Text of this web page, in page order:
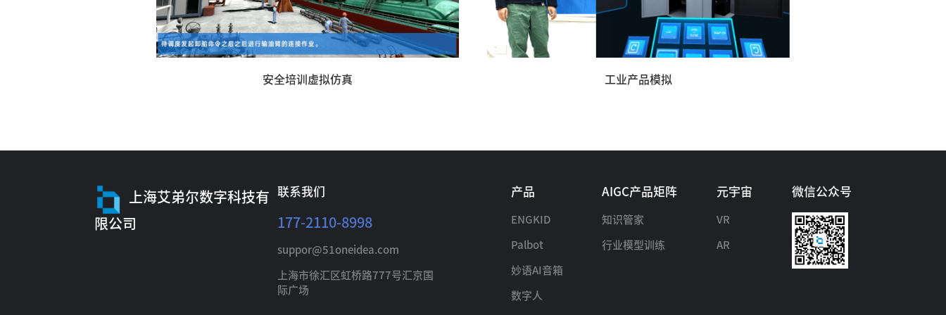
安全培训虚拟仿真 工业产品模拟
上海艾弟尔数字科技有
限公司
联系我们
177-2110-8998
suppor@51oneidea.com
上海市徐汇区虹桥路777号汇京国
际广场
产品
ENGKID
Palbot
妙语AI音箱
数字人
AIGC产品矩阵
知识管家
行业模型训练
元宇宙
VR
AR
微信公众号